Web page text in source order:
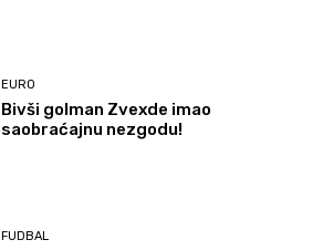
EURO
Bivši golman Zvexde imao
saobraćajnu nezgodu!
FUDBAL